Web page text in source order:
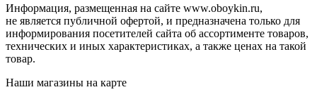
Информация, размещенная на сайте www.oboykin.ru,
не является публичной офертой, и предназначена только для
информирования посетителей сайта об ассортименте товаров,
технических и иных характеристиках, а также ценах на такой
товар.
Наши магазины на карте